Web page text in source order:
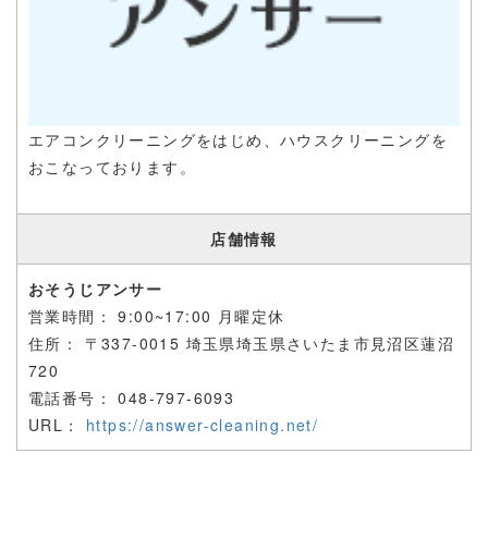
エアコンクリーニングをはじめ、ハウスクリーニングを
おこなっております。
店舗情報
おそうじアンサー
営業時間：9:00~17:00 月曜定休
住所： 〒 337-0015 埼玉県埼玉県さいたま市見沼区蓮沼
720
電話番号：048-797-6093
URL： https://answer-cleaning.net/